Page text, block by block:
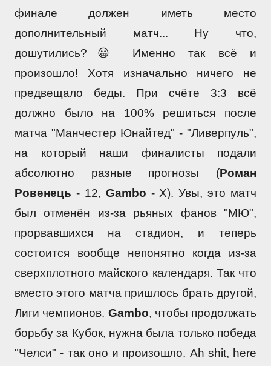
финале должен иметь место
дополнительный матч... Ну что,
дошутились?😀 Именно так всё и
произошло! Хотя изначально ничего не
предвещало беды. При счёте 3:3 всё
должно было на 100% решиться после
матча "Манчестер Юнайтед" - "Ливерпуль",
на который наши финалисты подали
абсолютно разные прогнозы (Роман
Ровенець - 12, Gambo - X). Увы, это матч
был отменён из-за рьяных фанов "МЮ",
прорвавшихся на стадион, и теперь
состоится вообще непонятно когда из-за
сверхплотного майского календаря. Так что
вместо этого матча пришлось брать другой,
Лиги чемпионов. Gambo, чтобы продолжать
борьбу за Кубок, нужна была только победа
"Челси" - так оно и произошло. Ah shit, here